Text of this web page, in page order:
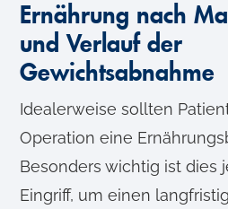
Ernährung nach
und Verlauf der
Gewichtsabnahme
Idealerweise sollten
Operation eine
Besonders wichtig ist dies
Eingriff, um einen